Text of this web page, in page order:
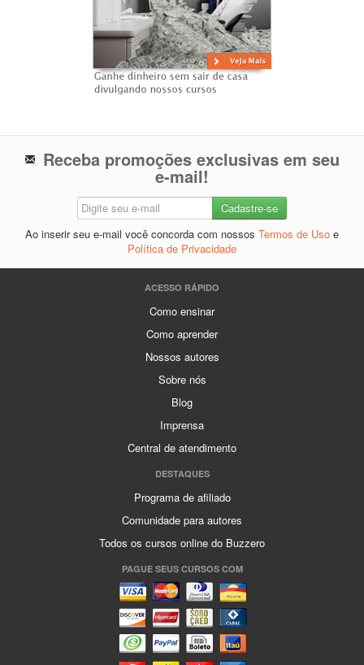
Receba promoções exclusivas em seu
e-mail!
Ao inserir seu e-mail você concorda com nossos Termos de Uso e
Política de Privacidade
ACESSO RÁPIDO
Como ensinar
Como aprender
Nossos autores
Sobre nós
Blog
Imprensa
Central de atendimento
DESTAQUES
Programa de afiliado
Comunidade para autores
Todos os cursos online do Buzzero
PAGUE SEUS CURSOS COM